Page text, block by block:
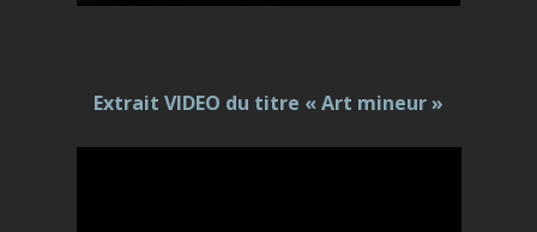
Extrait VIDEO du titre « Art mineur »